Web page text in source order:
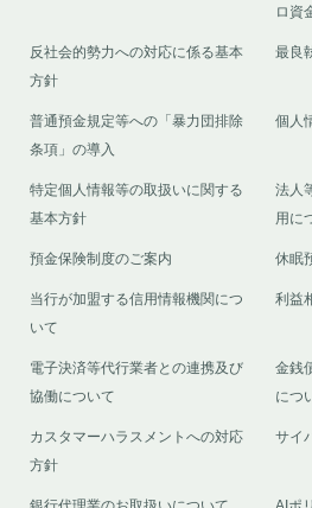
ロ資
反社会的勢力への対応に係る基本
方針
最良
普通預金規定等への「暴力団排除
条項」の導入
個人
特定個人情報等の取扱いに関する
基本方針
法人
用に
預金保険制度のご案内 休眠
当行が加盟する信用情報機関につ
いて
利益
電子決済等代行業者との連携及び
協働について
金銭
につ
カスタマーハラスメントへの対応
方針
サイ